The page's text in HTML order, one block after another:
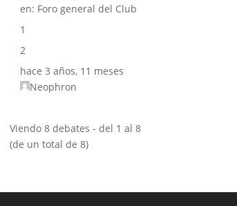
en: Foro general del Club
1
2
hace 3 años, 11 meses
Neophron
Viendo 8 debates - del 1 al 8
(de un total de 8)